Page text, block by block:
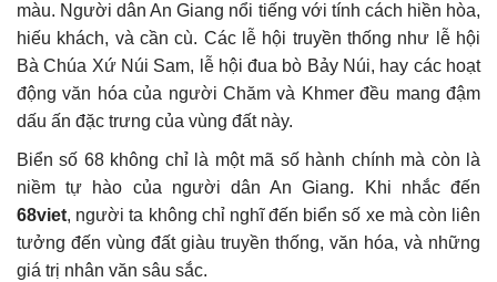
màu. Người dân An Giang nổi tiếng với tính cách hiền hòa,
hiếu khách, và cần cù. Các lễ hội truyền thống như lễ hội
Bà Chúa Xứ Núi Sam, lễ hội đua bò Bảy Núi, hay các hoạt
động văn hóa của người Chăm và Khmer đều mang đậm
dấu ấn đặc trưng của vùng đất này.
Biển số 68 không chỉ là một mã số hành chính mà còn là
niềm tự hào của người dân An Giang. Khi nhắc đến
68viet, người ta không chỉ nghĩ đến biển số xe mà còn liên
tưởng đến vùng đất giàu truyền thống, văn hóa, và những
giá trị nhân văn sâu sắc.